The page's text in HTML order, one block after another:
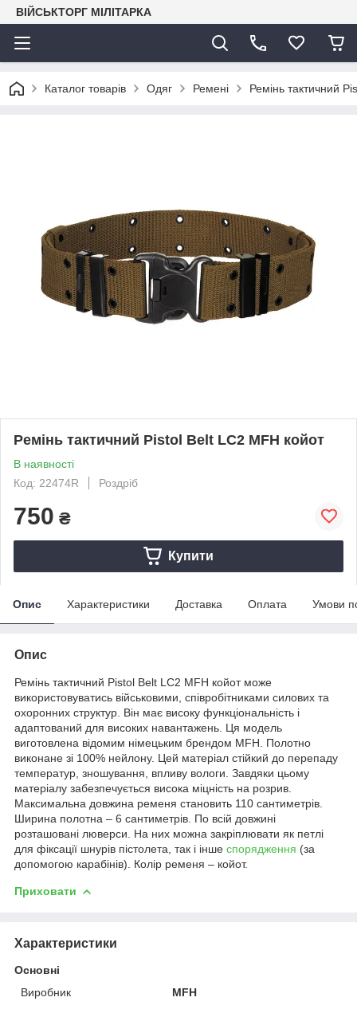
ВІЙСЬКТОРГ МІЛІТАРКА
Каталог товарів Одяг Ремені Ремінь тактичний
Ремінь тактичний Pistol Belt LC2 MFH койот
В наявності
Код: 22474R
Роздріб
750 ₴
Купити
Опис Характеристики Доставка Оплата Умови
Опис
Ремінь тактичний Pistol Belt LC2 MFH койот може
використовуватись військовими, співробітниками силових та
охоронних структур. Він має високу функціональність і
адаптований для високих навантажень. Ця модель
виготовлена відомим німецьким брендом MFH. Полотно
виконане зі 100% нейлону. Цей матеріал стійкий до перепаду
температур, зношування, впливу вологи. Завдяки цьому
матеріалу забезпечується висока міцність на розрив.
Максимальна довжина ременя становить 110 сантиметрів.
Ширина полотна – 6 сантиметрів. По всій довжині
розташовані люверси. На них можна закріплювати як петлі
для фіксації шнурів пістолета, так і інше спорядження (за
допомогою карабінів). Колір ременя – койот.
Приховати
Характеристики
Основні
Виробник
MFH